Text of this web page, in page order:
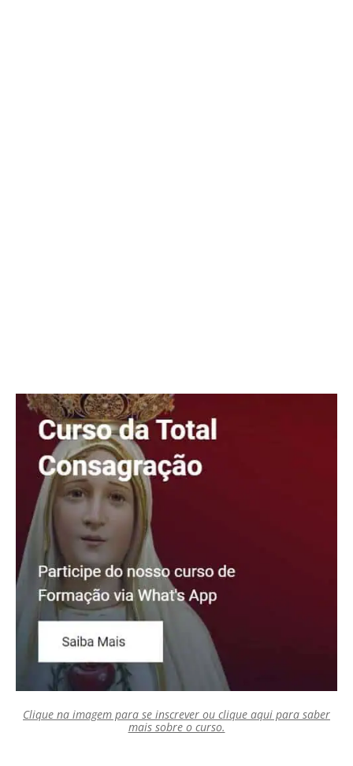
Clique na imagem para se inscrever ou clique aqui para saber
mais sobre o curso.